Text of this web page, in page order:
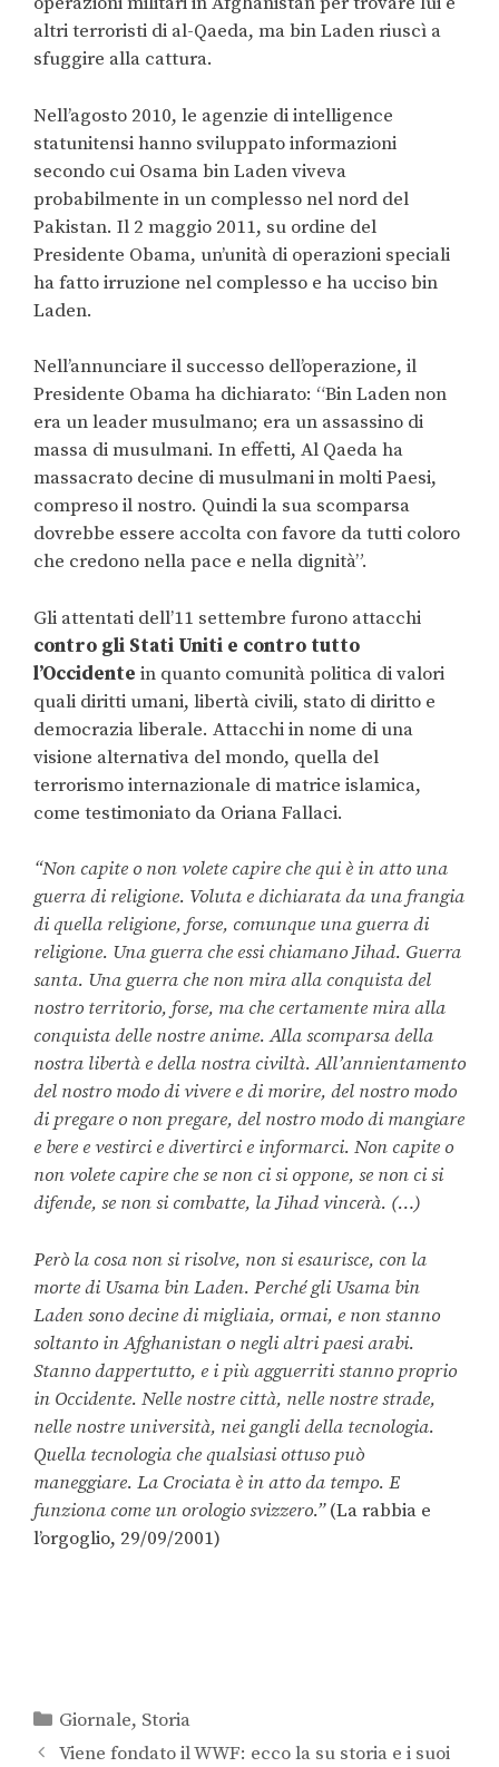
altri terroristi di al-Qaeda, ma bin Laden riuscì a
sfuggire alla cattura.
Nell’agosto 2010, le agenzie di intelligence
statunitensi hanno sviluppato informazioni
secondo cui Osama bin Laden viveva
probabilmente in un complesso nel nord del
Pakistan. Il 2 maggio 2011, su ordine del
Presidente Obama, un’unità di operazioni speciali
ha fatto irruzione nel complesso e ha ucciso bin
Laden.
Nell’annunciare il successo dell’operazione, il
Presidente Obama ha dichiarato: “Bin Laden non
era un leader musulmano; era un assassino di
massa di musulmani. In effetti, Al Qaeda ha
massacrato decine di musulmani in molti Paesi,
compreso il nostro. Quindi la sua scomparsa
dovrebbe essere accolta con favore da tutti coloro
che credono nella pace e nella dignità”.
Gli attentati dell’11 settembre furono attacchi
contro gli Stati Uniti e contro tutto
l’Occidente in quanto comunità politica di valori
quali diritti umani, libertà civili, stato di diritto e
democrazia liberale. Attacchi in nome di una
visione alternativa del mondo, quella del
terrorismo internazionale di matrice islamica,
come testimoniato da Oriana Fallaci.
“Non capite o non volete capire che qui è in atto una
guerra di religione. Voluta e dichiarata da una frangia
di quella religione, forse, comunque una guerra di
religione. Una guerra che essi chiamano Jihad. Guerra
santa. Una guerra che non mira alla conquista del
nostro territorio, forse, ma che certamente mira alla
conquista delle nostre anime. Alla scomparsa della
nostra libertà e della nostra civiltà. All’annientamento
del nostro modo di vivere e di morire, del nostro modo
di pregare o non pregare, del nostro modo di mangiare
e bere e vestirci e divertirci e informarci. Non capite o
non volete capire che se non ci si oppone, se non ci si
difende, se non si combatte, la Jihad vincerà. (…)
Però la cosa non si risolve, non si esaurisce, con la
morte di Usama bin Laden. Perché gli Usama bin
Laden sono decine di migliaia, ormai, e non stanno
soltanto in Afghanistan o negli altri paesi arabi.
Stanno dappertutto, e i più agguerriti stanno proprio
in Occidente. Nelle nostre città, nelle nostre strade,
nelle nostre università, nei gangli della tecnologia.
Quella tecnologia che qualsiasi ottuso può
maneggiare. La Crociata è in atto da tempo. E
funziona come un orologio svizzero.”(La rabbia e
l’orgoglio, 29/09/2001)
Giornale, Storia
Viene fondato il WWF: ecco la su storia e i suoi